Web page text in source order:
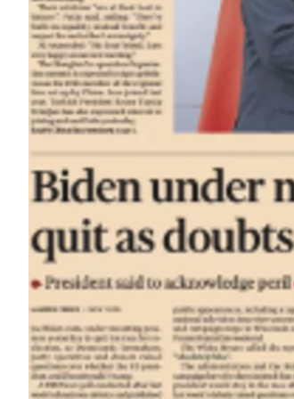
PODCAST
NEWSLETTER
I MIEI PREFERITI
AREA PERSONALE
Area Personale
Newsletter